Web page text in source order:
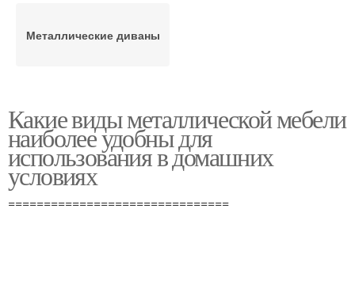
Металлические диваны
Какие виды металлической мебели
наиболее удобны для
использования в домашних
условиях
===============================